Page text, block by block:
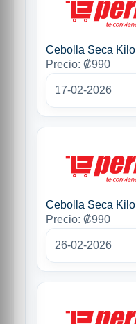
Cebolla Seca Kilo
Precio: ₡990
17-02-2026
Cebolla Seca Kilo
Precio: ₡990
26-02-2026